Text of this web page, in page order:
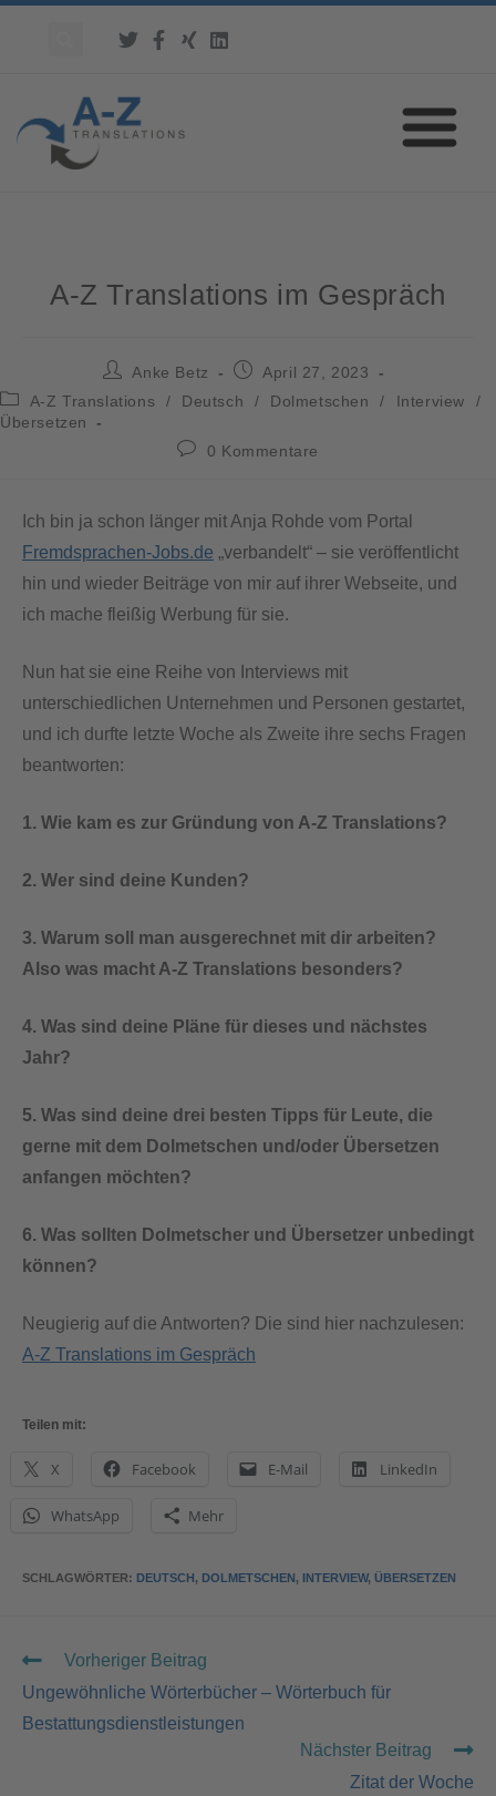
A-Z Translations im Gespräch
Anke Betz
April 27, 2023
A-Z Translations
/ Deutsch / Dolmetschen / Interview
/
Übersetzen
0 Kommentare
Ich bin ja schon länger mit Anja Rohde vom Portal
Fremdsprachen-Jobs.de „verbandelt“ – sie veröffentlicht
hin und wieder Beiträge von mir auf ihrer Webseite, und
ich mache fleißig Werbung für sie.
Nun hat sie eine Reihe von Interviews mit
unterschiedlichen Unternehmen und Personen gestartet,
und ich durfte letzte Woche als Zweite ihre sechs Fragen
beantworten:
1. Wie kam es zur Gründung von A-Z Translations?
2. Wer sind deine Kunden?
3. Warum soll man ausgerechnet mit dir arbeiten?
Also was macht A-Z Translations besonders?
4. Was sind deine Pläne für dieses und nächstes
Jahr?
5. Was sind deine drei besten Tipps für Leute, die
gerne mit dem Dolmetschen und/oder Übersetzen
anfangen möchten?
6. Was sollten Dolmetscher und Übersetzer unbedingt
können?
Neugierig auf die Antworten? Die sind hier nachzulesen:
A-Z Translations im Gespräch
Teilen mit:
X Facebook E-Mail LinkedIn
WhatsApp Mehr
SCHLAGWÖRTER: DEUTSCH, DOLMETSCHEN, INTERVIEW, ÜBERSETZEN
Vorheriger Beitrag
Ungewöhnliche Wörterbücher – Wörterbuch für
Bestattungsdienstleistungen
Nächster Beitrag
Zitat der Woche